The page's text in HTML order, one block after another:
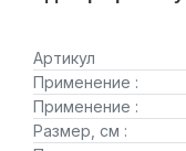
Артикул
Применение :
Применение :
Размер, см :